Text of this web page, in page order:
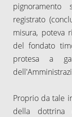
registrato
misura, poteva
del fondato
protesa a
Proprio da tale
della dottrina